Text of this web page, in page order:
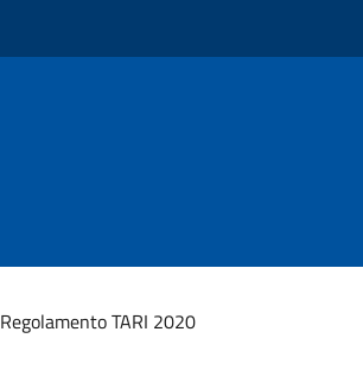
Regolamento TARI 2020